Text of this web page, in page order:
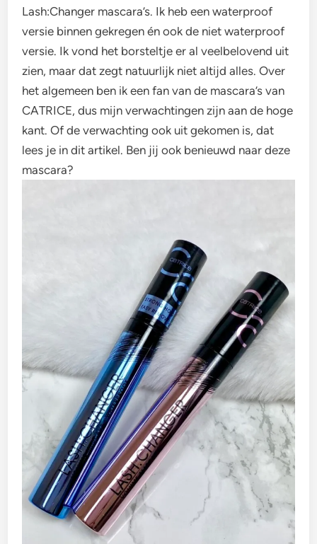
Lash:Changer mascara’s. Ik heb een waterproof
versie binnen gekregen én ook de niet waterproof
versie. Ik vond het borsteltje er al veelbelovend uit
zien, maar dat zegt natuurlijk niet altijd alles. Over
het algemeen ben ik een fan van de mascara’s van
CATRICE, dus mijn verwachtingen zijn aan de hoge
kant. Of de verwachting ook uit gekomen is, dat
lees je in dit artikel. Ben jij ook benieuwd naar deze
mascara?